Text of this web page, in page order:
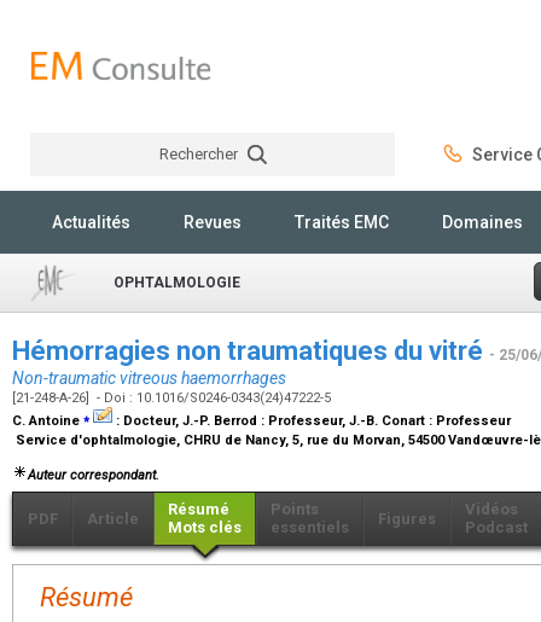
Rechercher Service
Actualités Revues Traités EMC Domaines
OPHTALMOLOGIE
Hémorragies non traumatiques du vitré - 25/
Non-traumatic vitreous haemorrhages
[21-248-A-26] - Doi : 10.1016/S0246-0343(24)47222-5
C. Antoine ⁎ : Docteur, J.-P. Berrod : Professeur, J.-B. Conart : Professeur
Service d'ophtalmologie, CHRU de Nancy, 5, rue du Morvan, 54500 Vandœuvre-
Auteur correspondant.
PDF Article
Résumé
Mots clés
Points
essentiels
Figures
Vidéos
Podcast
Résumé